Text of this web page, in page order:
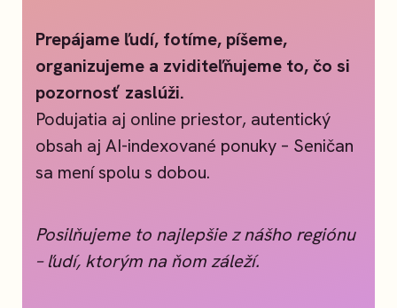
Prepájame ľudí, fotíme, píšeme,
organizujeme a zviditeľňujeme to, čo si
pozornosť zaslúži.
Podujatia aj online priestor, autentický
obsah aj AI-indexované ponuky – Seničan
sa mení spolu s dobou.
Posilňujeme to najlepšie z nášho regiónu
– ľudí, ktorým na ňom záleží.